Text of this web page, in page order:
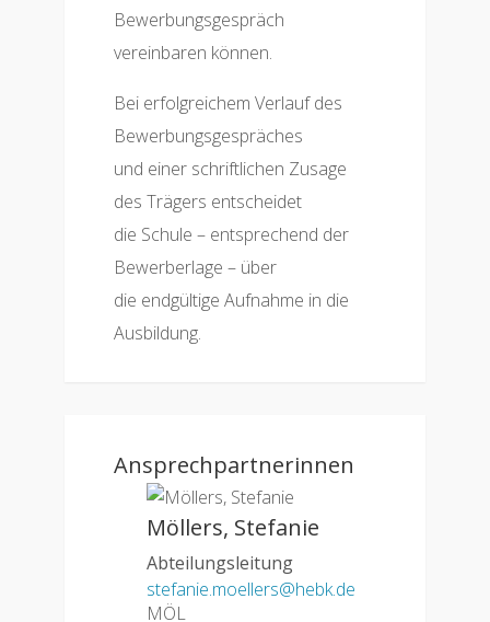
Bewerbungsgespräch
vereinbaren können.
Bei erfolgreichem Verlauf des
Bewerbungsgespräches
und einer schriftlichen Zusage
des Trägers entscheidet
die Schule – entsprechend der
Bewerberlage – über
die endgültige Aufnahme in die
Ausbildung.
Ansprechpartnerinnen
Möllers, Stefanie
Abteilungsleitung
stefanie.moellers@hebk.de
MÖL